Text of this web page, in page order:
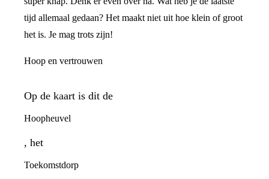
tijd allemaal gedaan? Het maakt niet uit hoe klein of groot
het is. Je mag trots zijn!
Hoop en vertrouwen
Op de kaart is dit de
Hoopheuvel
, het
Toekomstdorp